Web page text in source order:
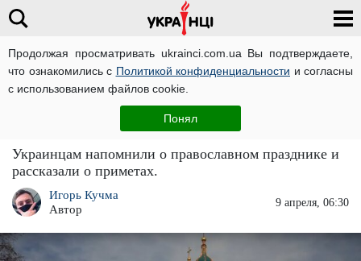
Продолжая просматривать ukrainci.com.ua Вы подтверждаете,
что ознакомились с Политикой конфиденциальности и согласны
с использованием файлов cookie.
Понял
Церковный праздник 9 апреля: в этот день
будьте очень осторожны с водой
Украинцам напомнили о православном празднике и
рассказали о приметах.
Игорь Кучма
Автор
9 апреля, 06:30